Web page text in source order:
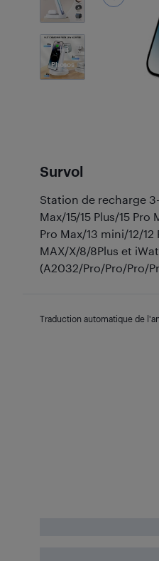
1
Photos
Survol
Station de recharge 3-
Max/15/15 Plus/15 Pro
Pro Max/13 mini/12/12
MAX/X/8/8Plus et
(A2032/Pro/Pro/Pro/
Traduction automatique de